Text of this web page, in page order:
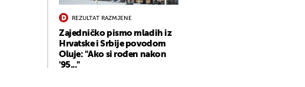
REZULTAT RAZMJENE
Zajedničko pismo mladih iz
Hrvatske i Srbije povodom
Oluje: "Ako si rođen nakon
'95..."